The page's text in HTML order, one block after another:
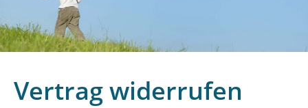
Vertrag widerrufen